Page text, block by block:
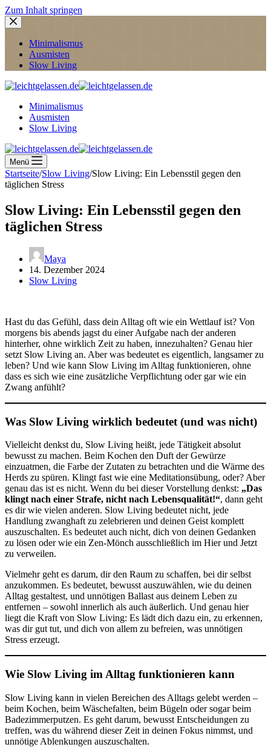
Zum Inhalt springen
Minimalismus
Ausmisten
Slow Living
Minimalismus
Ausmisten
Slow Living
Menü
Startseite/Slow Living/Slow Living: Ein Lebensstil gegen den
täglichen Stress
Slow Living: Ein Lebensstil gegen den
täglichen Stress
Maya
14. Dezember 2024
Slow Living
Hast du das Gefühl, dass dein Alltag oft wie ein Wettlauf ist? Von
morgens bis abends jagst du einer Aufgabe nach der anderen
hinterher, ohne wirklich Zeit zu haben, innezuhalten? Genau hier
setzt Slow Living an. Aber was bedeutet es eigentlich, langsamer zu
leben? Und wie kann Slow Living im Alltag funktionieren, ohne
dass es sich wie eine zusätzliche Verpflichtung oder gar wie ein
Zwang anfühlt?
Was Slow Living wirklich bedeutet (und was nicht)
Vielleicht denkst du, Slow Living heißt, jede Tätigkeit absolut
bewusst zu machen. Beim Kochen den Duft der Gewürze
einzuatmen, die Farbe der Zutaten zu betrachten und die Wärme des
Herds zu spüren. Klingt fast wie eine Meditationsübung, oder? Aber
genau das ist es nicht. Wenn du bei dieser Vorstellung denkst: „Das
klingt nach einer Strafe, nicht nach Lebensqualität!“, dann geht
es dir wie vielen anderen. Slow Living bedeutet nicht, jede
Handlung zwanghaft zu zelebrieren und deinen Geist komplett
auszuschalten. Es bedeutet auch nicht, dich von deinen Gedanken
zu lösen oder wie ein Zen-Mönch ausschließlich im Hier und Jetzt
zu verweilen.
Vielmehr geht es darum, dir den Raum zu schaffen, bei dir selbst
anzukommen. Es bedeutet, bewusst auszuwählen, wie du deinen
Alltag gestaltest, und unnötigen Ballast aus deinem Leben zu
entfernen – sowohl innerlich als auch äußerlich. Und genau hier
liegt die Kraft von Slow Living: Es lädt dich dazu ein, zu erkennen,
was dir gut tut, und dich von allem zu befreien, was unnötigen
Stress erzeugt.
Wie Slow Living im Alltag funktionieren kann
Slow Living kann in vielen Bereichen des Alltags gelebt werden –
beim Kochen, beim Wäschefalten, beim Bügeln oder sogar beim
Badezimmerputzen. Es geht darum, bewusst Entscheidungen zu
treffen, was du während dieser Zeit in deinen Fokus nimmst, und
unnötige Ablenkungen auszuschalten.